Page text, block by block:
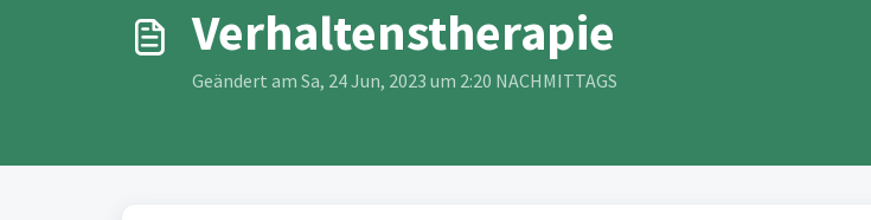
Verhaltenstherapie
Geändert am Sa, 24 Jun, 2023 um 2:20 NACHMITTAGS